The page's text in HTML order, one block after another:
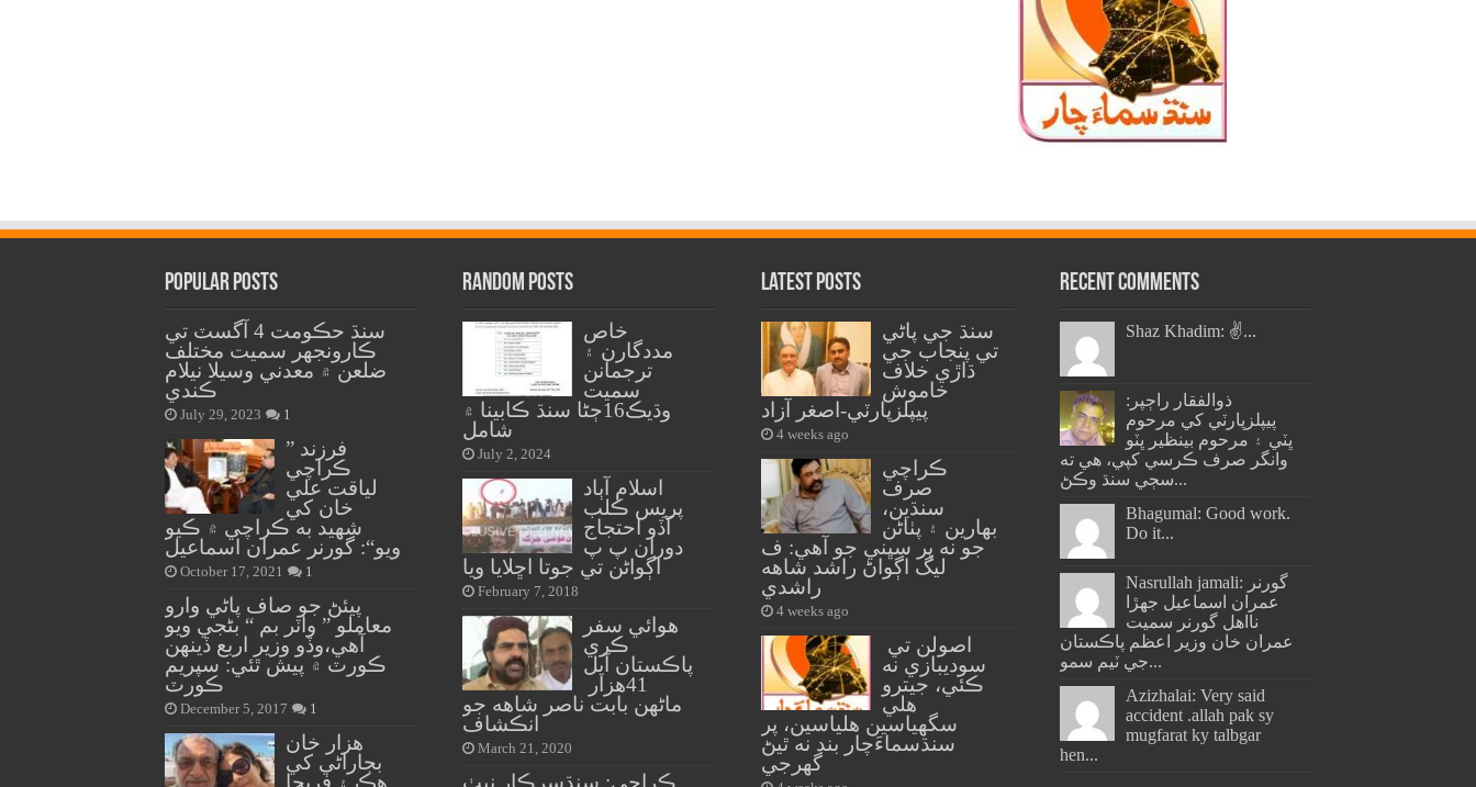
Popular Posts
سنڌ حڪومت 4 آگسٽ تي
ڪارونجهر سميت مختلف
ضلعن ۾ معدني وسيلا نيلام
ڪندي
July 29, 2023 1
” فرزند
ڪراچي
لياقت علي
خان کي
شهيد به ڪراچي ۾ ڪيو
ويو“: گورنر عمران اسماعيل
October 17, 2021 1
پيئڻ جو صاف پاڻي وارو
معاملو ” واٽر بم “ بڻجي ويو
آهي،وڏو وزير اربع ڏينهن
ڪورٽ ۾ پيش ٿئي: سپريم
ڪورٽ
December 5, 2017 1
هزار خان
بجاراڻي کي
هڪ ۽ فريحا
Random Posts
خاص
مددگارن ۽
ترجمانن
سميت
وڌيڪ16ڄڻا سنڌ ڪابينا ۾
شامل
July 2, 2024
اسلام آٻاد
پريس ڪلب
آڏو احتجاج
دوران پ پ
اڳواڻن تي جوتا اڇلايا ويا
February 7, 2018
هوائي سفر
ڪري
پاڪستان آيل
41هزار
ماڻهن بابت ناصر شاهه جو
انڪشاف
March 21, 2020
ڪراچي: سنڌسرڪار نيٺ
Latest Posts
سنڌ جي پاڻي
تي پنجاب جي
ڌاڙي خلاف
خاموش
پيپلزپارٽي-اصغر آزاد
4 weeks ago
ڪراچي
صرف
سنڌين،
بهارين ۽ پٺاڻن
جو نه پر سڀني جو آهي: ف
ليگ اڳواڻ راشد شاهه
راشدي
4 weeks ago
سوديبازي نه
ڪئي، جيترو
هلي
سگهياسين هلياسين، پر
سنڌسماءَچار بند نه ٿيڻ
گهرجي
Recent Comments
Shaz Khadim: ✌️...
ذوالفقار راڄپر:
پيپلزپارٽي کي مرحوم
ڀٽي ۽ مرحوم بينظير ڀٽو
وانگر صرف ڪرسي کپي، هي ته
سڄي سنڌ وڪڻ...
Bhagumal: Good work.
Do it...
Nasrullah jamali: گورنر
عمران اسماعيل جھڙا
نااهل گورنر سميت
عمران خان وزير اعظم پاڪستان
جي ٽيم سمو...
Azizhalai: Very said
accident .allah pak sy
mugfarat ky talbgar
hen...